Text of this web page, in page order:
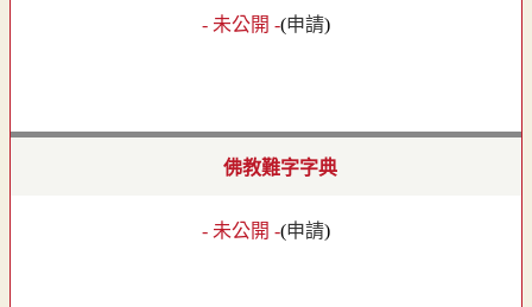
- 未公開 -(申請)
佛教難字字典
- 未公開 -(申請)